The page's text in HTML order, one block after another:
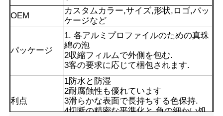
製品
私たちについて
OEM
カスタムカラー,サイズ,形状,ロゴ,パッ
ケージなど
パッケージ
1. 各アルミプロファイルのための真珠
綿の泡
2収縮フィルムで外側を包む.
3客の要求に応じて梱包されます.
利点
1防水と防湿
2耐腐蝕性も優れています
3滑らかな表面で長持ちする色保持.
4切断の精密な平準化と 角の細かい処